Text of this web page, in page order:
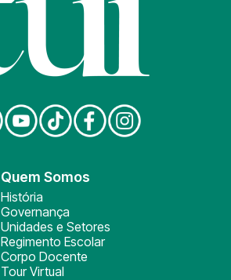
Quem Somos
História
Governança
Unidades e Setores
Regimento Escolar
Corpo Docente
Tour Virtual